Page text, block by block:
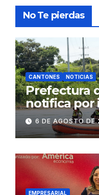
No Te pierdas
CANTONES NOTICIAS
Prefectura
notifica por
contractual
exige
Gonzalo
Daule
6 DE AGOSTO DE
EMPRESARIAL